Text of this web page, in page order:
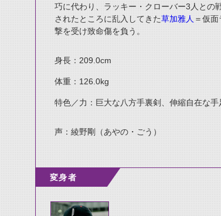
巧に代わり、ラッキー・クローバー3人との
されたところに乱入してきた草加雅人 ＝仮
撃を受け致命傷を負う。
身長：209.0cm
体重：126.0kg
特色／力：巨大な八方手裏剣、伸縮自在な手
声：綾野剛（あやの・ごう）
変身者